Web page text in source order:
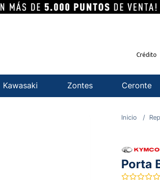
Crédito
Kawasaki Zontes Ceronte
Porta